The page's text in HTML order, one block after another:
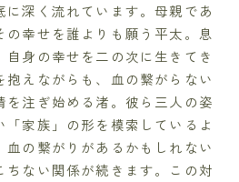
に深く流れています。母親であ
の幸せを誰よりも願う平太。息
身の幸せを二の次に生きてき
えながらも、血の繋がらない
を注ぎ始める渚。彼ら三人の姿
家族」の形を模索しているよ
血の繋がりがあるかもしれない
ちない関係が続きます。この対